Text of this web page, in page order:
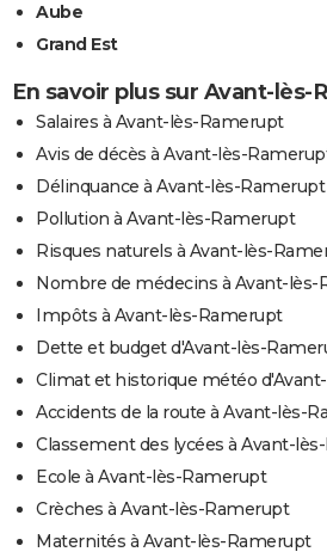
Aube
Grand Est
En savoir plus sur Avant-lès-
Salaires à Avant-lès-Ramerupt
Avis de décès à Avant-lès-
Délinquance à Avant-lès-Ramerupt
Pollution à Avant-lès-Ramerupt
Risques naturels à Avant-lès-
Nombre de médecins à Avant-lès-
Impôts à Avant-lès-Ramerupt
Dette et budget d'Avant-lès-
Climat et historique météo
Accidents de la route à Avant-lès-
Classement des lycées à Avant-
Ecole à Avant-lès-Ramerupt
Crèches à Avant-lès-Ramerupt
Maternités à Avant-lès-Ramerupt